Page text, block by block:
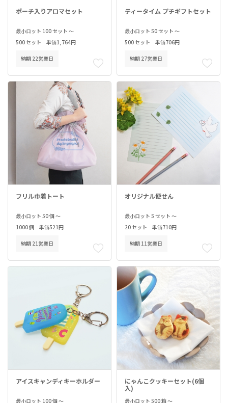
ポーチ入りアロマセット
最小ロット 100 セット ～
500 セット 単価1,764円
納期 22営業日
ティータイム プチギフトセット
最小ロット 50 セット ～
500 セット 単価706円
納期 27営業日
フリル巾着トート
最小ロット 50 個 ～
1000 個 単価521円
納期 21営業日
オリジナル便せん
最小ロット 5 セット ～
20 セット 単価710円
納期 11営業日
アイスキャンディキーホルダー
最小ロット 100 個 ～
にゃんこクッキーセット(6個
入)
最小ロット 500 箱 ～